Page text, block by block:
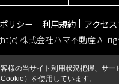
リシー 利用規約 アクセ
株式会社ハマ不動産 All
様の当サイト利用状況把握、サー
）を使用しています。